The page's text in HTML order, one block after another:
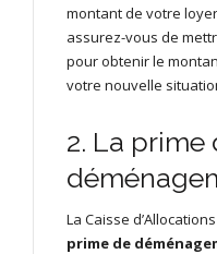
montant de votre
assurez-vous de
pour obtenir le
votre nouvelle
2. La prime
La Caisse
prime de